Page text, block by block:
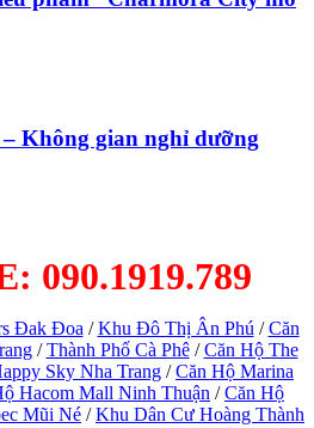
Không gian nghỉ dưỡng
090.1919.789
Đak Đoa /Khu Đô Thị Ân Phú /Căn
/Thành Phố Cà Phê/Căn Hộ The
Sky Nha Trang /Căn Hộ Marina
Hacom Mall Ninh Thuận /Căn Hộ
Mũi Né /Khu Dân Cư Hoàng Thành